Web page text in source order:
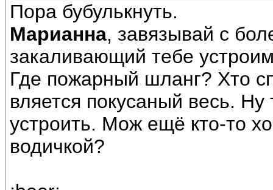
Пора бубулькнуть.
Марианна, завязывай с
закаливающий тебе
Где пожарный шланг? Хто
вляется покусаный весь.
устроить. Мож ещё кто-то
водичкой?